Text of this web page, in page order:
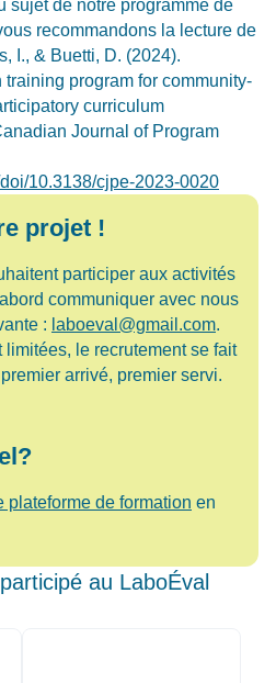
sujet de notre programme de
recommandons la lecture de
I., & Buetti, D. (2024).
program for community-
curriculum
Journal of Program
10.3138/cjpe-2023-0020
projet !
participer aux activités
communiquer avec nous
: laboeval@gmail.com.
le recrutement se fait
arrivé, premier servi.
plateforme de formation en
au LaboÉval